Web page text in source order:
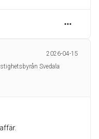
2026-04-15
Svedala